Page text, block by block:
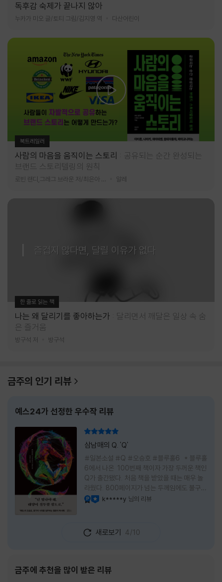
독후감 숙제가 끝나지 않아
누카가 미오 글/토티 그림/김지영 역 다산어린이
북트레일러
사람의 마음을 움직이는 스토리
공유되는 순간 완성되는
브랜드 스토리텔링의 원칙
알레
즐겁지 않다면, 달릴 이유가 없다
한 줄로 읽는 책
나는 왜 달리기를 좋아하는가
달리면서 깨달은 일상 속 숨
은 즐거움
방구석 저 방구석
금주의 인기 리뷰
예스24가 선정한 우수작 리뷰
삼남매의 Q. 'Q'
#일본소설 #Q #오승호 #블루홀6 * 블루홀
6에서 나온 100번째 책이자 가장 두꺼운 책인
Q가 출간됐다. 처음 책을 받았을 때는 매우 놀
라웠다. 800페이지가 넘는 두께임에도 불구하
고 생각보다 책이 가벼웠다. 여기에 측면을 영
제목이 Q란다. 처음 제목을 봤을 때 나는 질문
을 의미하는 Question을 떠올렸다. 하지만 이
려는 걸까, 아니면 같이 논의를 하자는 걸까 고
개를 갸웃거리며 책을 펴들었다. * 틈만 나면
k*****y 님의 리뷰
새로보기 4/10
금주에 추천을 많이 받은 리뷰